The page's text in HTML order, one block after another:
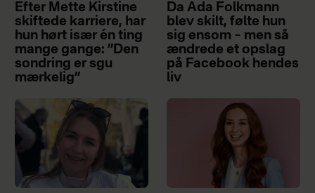
Efter Mette Kirstine
skiftede karriere, har
hun hørt især én ting
mange gange: ”Den
sondring er sgu
mærkelig”
Da Ada Folkmann
blev skilt, følte hun
sig ensom – men så
ændrede et opslag
på Facebook hendes
liv